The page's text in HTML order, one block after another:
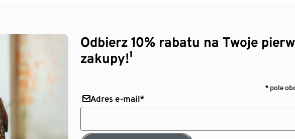
Odbierz 10% rabatu na Twoje
zakupy!¹
* pole
Adres e-mail*